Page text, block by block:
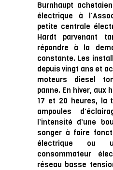
Burnhaupt
électrique à
petite centrale
Hardt parvenant
répondre à la
constante. Les
depuis vingt ans et
moteurs diesel
panne. En hiver, aux
17 et 20 heures, la
ampoules
l’intensité d’une
songer à faire
électrique ou
consommateur
réseau basse